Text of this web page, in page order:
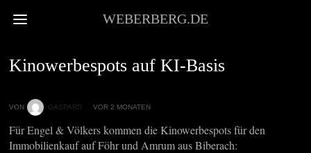
WEBERBERG.DE
Kinowerbespots auf KI-Basis
VON GASPARD VOR 2 MONATEN
Für Engel & Völkers kommen die Kinowerbespots für den
Immobilienkauf auf Föhr und Amrum aus Biberach: